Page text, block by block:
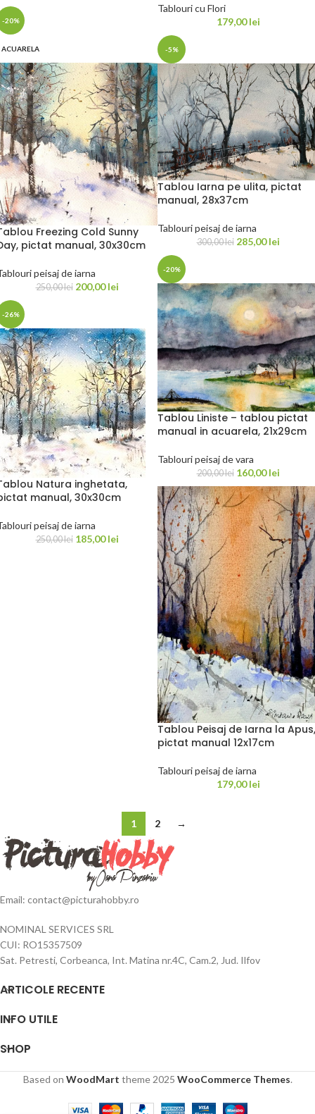
Tablouri cu Flori
179,00lei
-20%
ACUARELA
Freezing Cold Sunny
pictat manual, 30x30cm
peisaj de iarna
250,00lei 200,00lei
-5%
Tablou Iarna pe ulita, pictat
manual, 28x37cm
Tablouri peisaj de iarna
300,00lei 285,00lei
-20%
Tablou Liniste – tablou pictat
manual in acuarela, 21x29cm
Tablouri peisaj de vara
200,00lei 160,00lei
-26%
Natura inghetata,
manual, 30x30cm
peisaj de iarna
250,00lei 185,00lei
Tablou Peisaj de Iarna la Apus,
pictat manual 12x17cm
Tablouri peisaj de iarna
179,00lei
1 2 →
Email: contact@picturahobby.ro
NOMINAL SERVICES SRL
CUI: RO15357509
Sat. Petresti, Corbeanca, Int. Matina nr.4C, Cam.2, Jud. Ilfov
ARTICOLE RECENTE
INFO UTILE
SHOP
Based on WoodMart theme2025 WooCommerce Themes.